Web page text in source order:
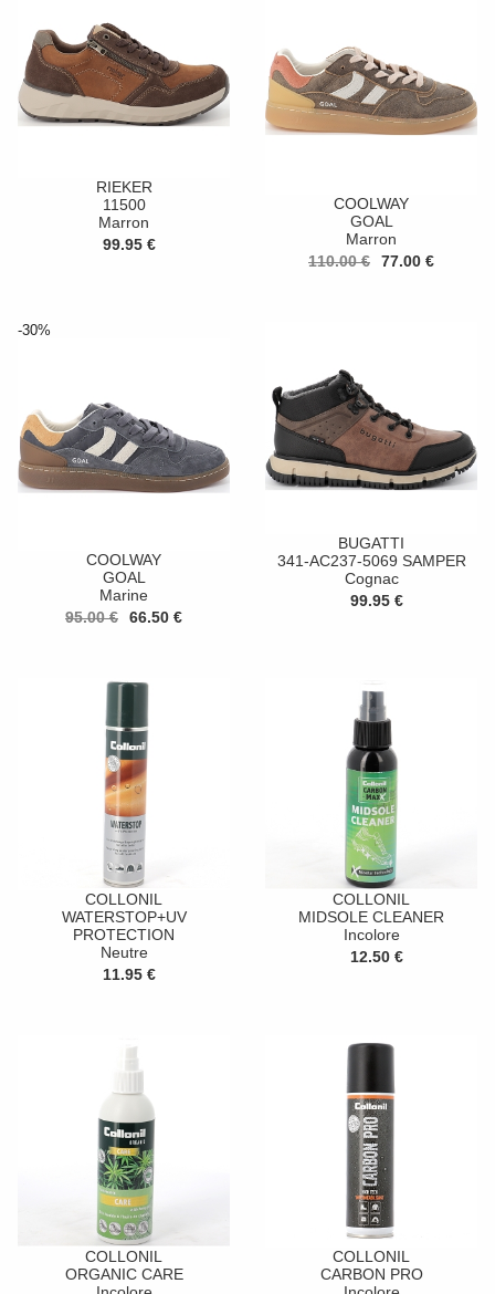
RIEKER
11500
Marron
99.95 €
COOLWAY
GOAL
Marron
110.00 €
77.00 €
-30%
COOLWAY
GOAL
Marine
95.00 €
66.50 €
BUGATTI
341-AC237-5069 SAMPER
Cognac
99.95 €
COLLONIL
WATERSTOP+UV
PROTECTION
Neutre
11.95 €
COLLONIL
MIDSOLE CLEANER
Incolore
12.50 €
COLLONIL
ORGANIC CARE
COLLONIL
CARBON PRO